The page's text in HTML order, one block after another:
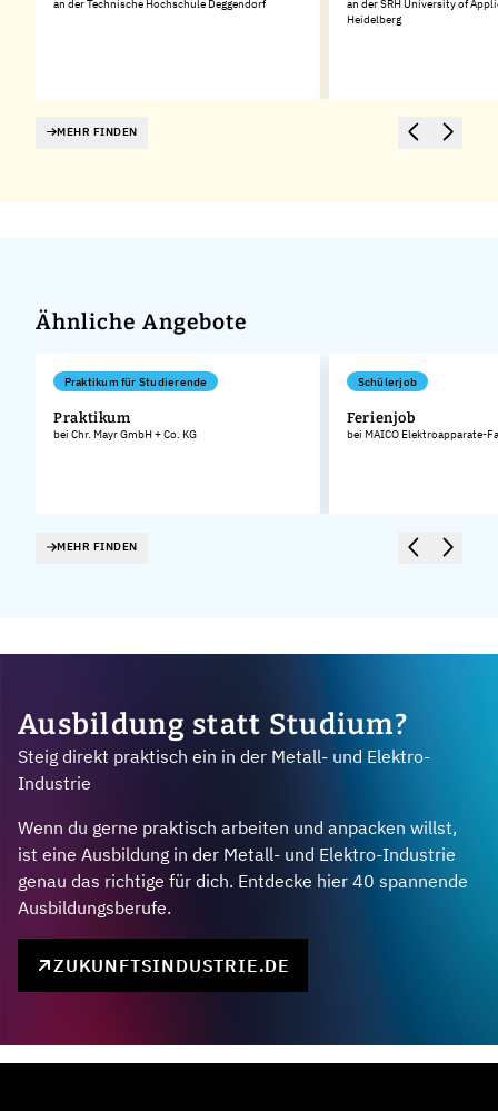
an der Technische Hochschule Deggendorf
an der SRH University of
Heidelberg
MEHR FINDEN
Ähnliche Angebote
Praktikum für Studierende
Praktikum
bei Chr. Mayr GmbH + Co. KG
Schülerjob
Ferienjob
bei MAICO Elektroapparate-
MEHR FINDEN
Ausbildung statt Studium?
Steig direkt praktisch ein in der Metall- und Elektro-
Industrie
Wenn du gerne praktisch arbeiten und anpacken willst,
ist eine Ausbildung in der Metall- und Elektro-Industrie
genau das richtige für dich. Entdecke hier 40 spannende
Ausbildungsberufe.
ZUKUNFTSINDUSTRIE.DE